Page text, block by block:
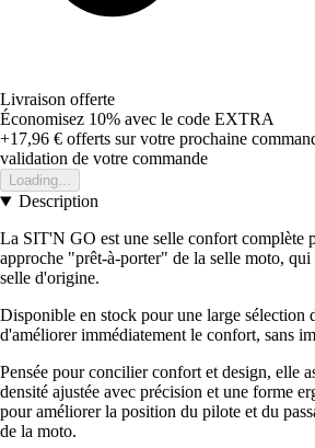
Livraison offerte
Économisez 10% avec le code EXTRA
+17,96 € offerts sur votre prochaine
validation de votre commande
Loading...
Description
La SIT'N GO est une selle confort complète
approche "prêt-à-porter" de la selle moto, qui
selle d'origine.
Disponible en stock pour une large sélection
d'améliorer immédiatement le confort, sans
Pensée pour concilier confort et design, elle
densité ajustée avec précision et une forme
pour améliorer la position du pilote et du
de la moto.